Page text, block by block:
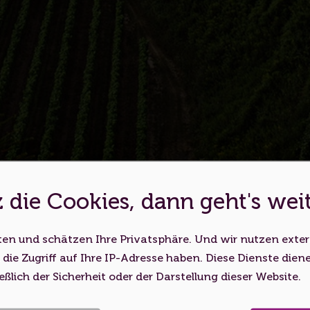
ist eine Webseite für
nutzen, bestätigen Sie, dass Sie mindestens 18
die Cookies, dann geht's
und schätzen Ihre Privatsphäre. Und wir nutzen
die Zugriff auf Ihre IP-Adresse haben. Diese Dienste
der Sicherheit oder der Darstellung dieser Website.